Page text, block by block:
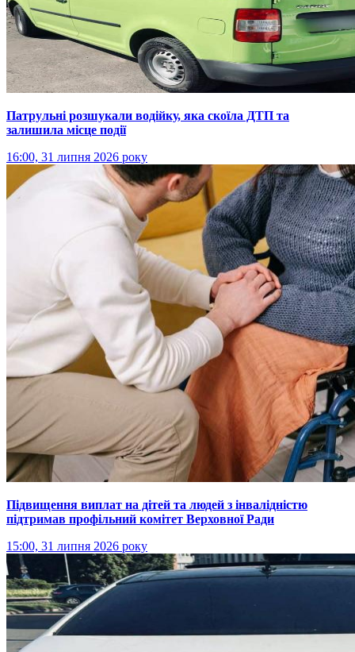
Патрульні розшукали водійку, яка скоїла ДТП та
залишила місце події
16:00, 31 липня 2026 року
Підвищення виплат на дітей та людей з інвалідністю
підтримав профільний комітет Верховної Ради
15:00, 31 липня 2026 року